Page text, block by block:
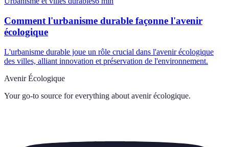
Comment l'urbanisme durable façonne l'avenir
écologique
L'urbanisme durable joue un rôle crucial dans l'avenir écologique
des villes, alliant innovation et préservation de l'environnement.
Avenir Écologique
Your go-to source for everything about avenir écologique.